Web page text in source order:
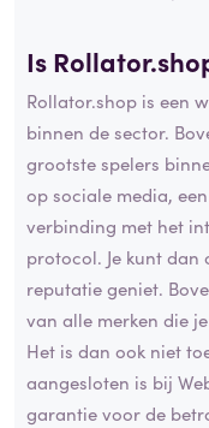
Is
Rollator.shop is een
binnen de sector.
grootste spelers
op sociale media,
verbinding met het
protocol. Je kunt dan
reputatie geniet.
van alle merken die
Het is dan ook niet
aangesloten is bij
garantie voor de